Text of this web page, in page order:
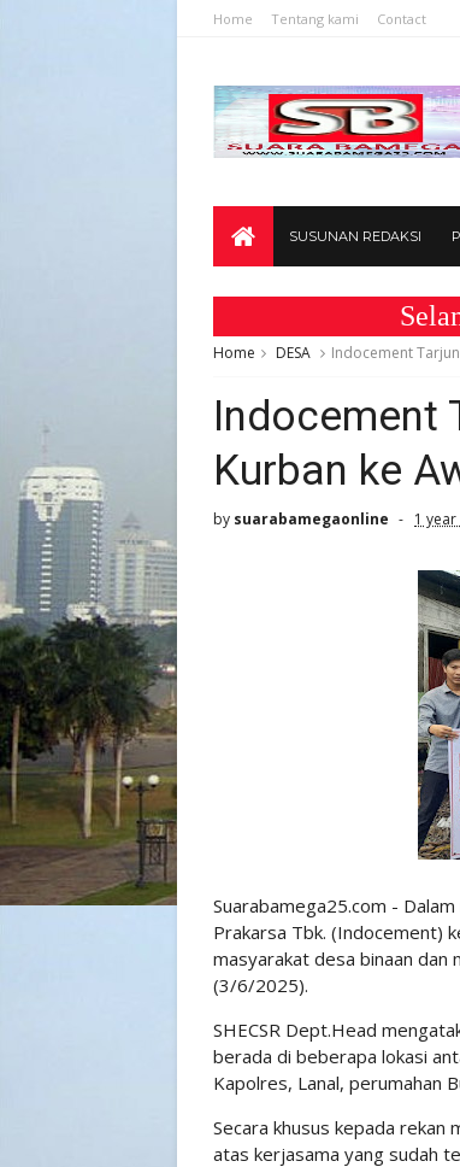
Home Tentang kami Contact
SUSUNAN REDAKSI
Selamat
Home DESA Indocement
Indocement
Kurban ke
by suarabamegaonline 1
Suarabamega25.com -
Prakarsa Tbk. (Indocement)
masyarakat desa binaan dan
(3/6/2025).
SHECSR Dept.Head
berada di beberapa lokasi
Kapolres, Lanal, perumahan
Secara khusus kepada rekan
atas kerjasama yang sudah